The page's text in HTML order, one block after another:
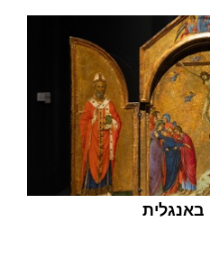
באנגלית